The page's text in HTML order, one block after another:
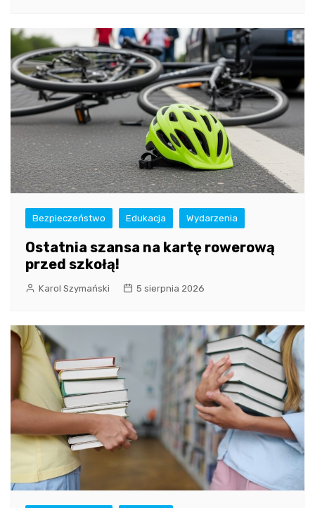
Bezpieczeństwo Edukacja Wydarzenia
Ostatnia szansa na kartę rowerową
przed szkołą!
Karol Szymański 5 sierpnia 2026